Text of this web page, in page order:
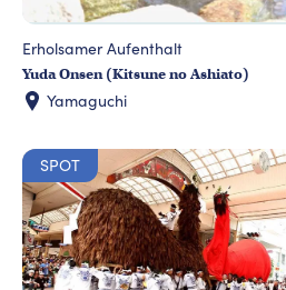
Erholsamer Aufenthalt
Yuda Onsen (Kitsune no Ashiato)
Yamaguchi
SPOT